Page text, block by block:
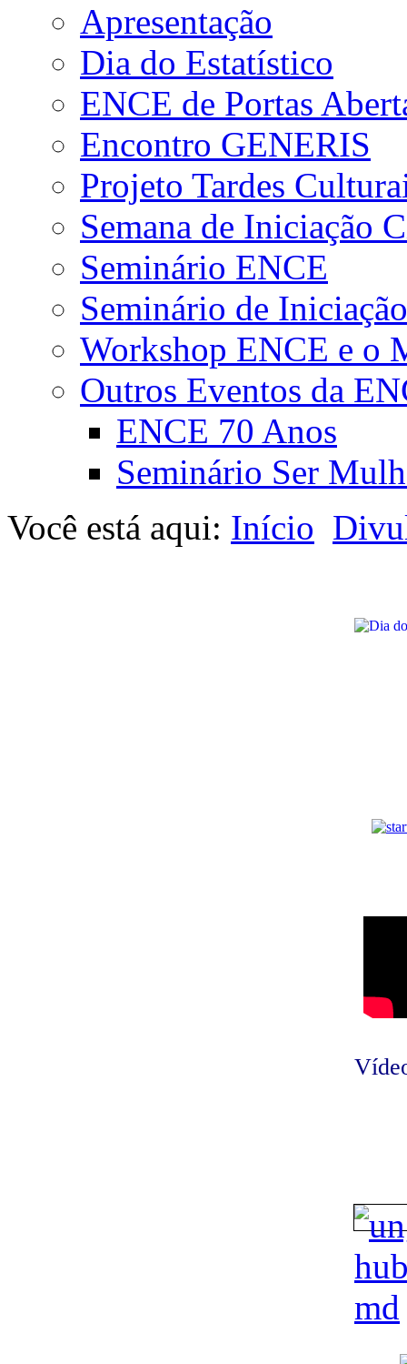
Apresentação
Dia do Estatístico
ENCE de Portas
Encontro GENERIS
Projeto Tardes
Semana de Iniciação
Seminário ENCE
Seminário de
Workshop ENCE e o
Outros Eventos da
ENCE 70 Anos
Seminário Ser
Você está aqui: Início